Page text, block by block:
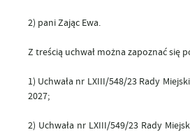
2) pani Zając Ewa.
Z treścią uchwał można zapoznać się
1) Uchwała nr LXIII/548/23 Rady
2027;
2) Uchwała nr LXIII/549/23 Rady